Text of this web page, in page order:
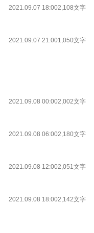
2021.09.07 18:002,108文字
2021.09.07 21:001,050文字
2021.09.08 00:002,002文字
2021.09.08 06:002,180文字
2021.09.08 12:002,051文字
2021.09.08 18:002,142文字